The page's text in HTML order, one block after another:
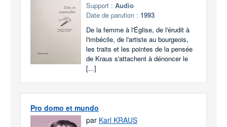
Support : Audio
Date de parution : 1993
De la femme à l'Église, de l'érudit à
l'imbécile, de l'artiste au bourgeois,
les traits et les pointes de la pensée
de Kraus s'attachent à dénoncer le
[...]
Pro domo et mundo
par Karl KRAUS